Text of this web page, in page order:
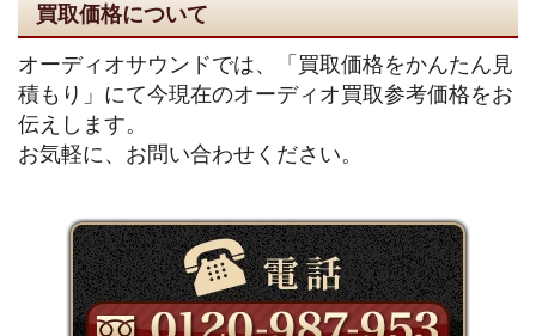
買取価格について
オーディオサウンドでは、「買取価格をかんたん見
積もり」にて今現在のオーディオ買取参考価格をお
伝えします。
お気軽に、お問い合わせください。